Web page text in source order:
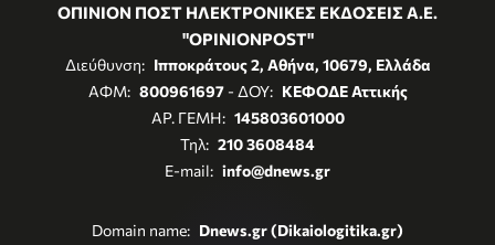
ΟΠΙΝΙΟΝ ΠΟΣΤ ΗΛΕΚΤΡΟΝΙΚΕΣ ΕΚΔΟΣΕΙΣ Α.Ε.
"OPINIONPOST"
Διεύθυνση: Ιπποκράτους 2, Αθήνα, 10679, Ελλάδα
ΑΦΜ: 800961697- ΔΟΥ: ΚΕΦΟΔΕ Αττικής
ΑΡ. ΓΕΜΗ: 145803601000
Τηλ: 210 3608484
E-mail: info@dnews.gr
Domain name: Dnews.gr (Dikaiologitika.gr)